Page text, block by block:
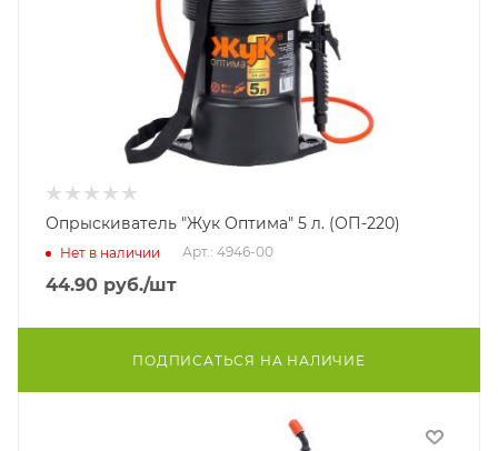
Опрыскиватель "Жук Оптима" 5 л. (ОП-220)
Нет в наличии Арт.: 4946-00
44.90 руб./шт
ПОДПИСАТЬСЯ НА НАЛИЧИЕ